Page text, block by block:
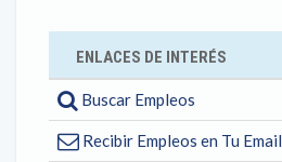
ENLACES DE INTERÉS
Buscar Empleos
Recibir Empleos en Tu Email